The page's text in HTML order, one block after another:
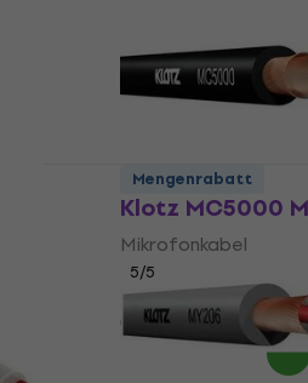
Klotz MC5000
Mikrofonkabel
5/5
4,49 €
Auf Lager
Mengenrabatt